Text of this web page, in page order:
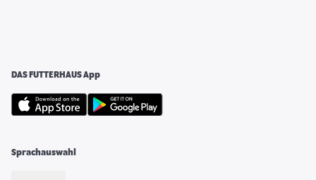
DAS FUTTERHAUS App
Sprachauswahl